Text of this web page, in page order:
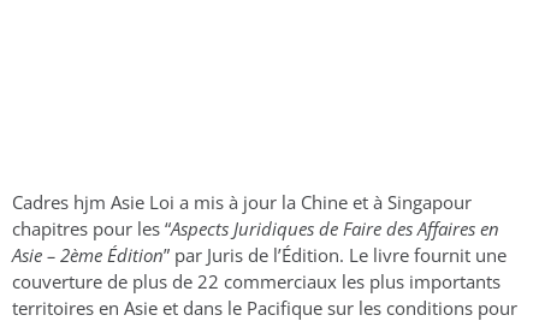
Cadres hjm Asie Loi a mis à jour la Chine et à Singapour
chapitres pour les “Aspects Juridiques de Faire des Affaires en
Asie – 2ème Édition” par Juris de l’Édition. Le livre fournit une
couverture de plus de 22 commerciaux les plus importants
territoires en Asie et dans le Pacifique sur les conditions pour